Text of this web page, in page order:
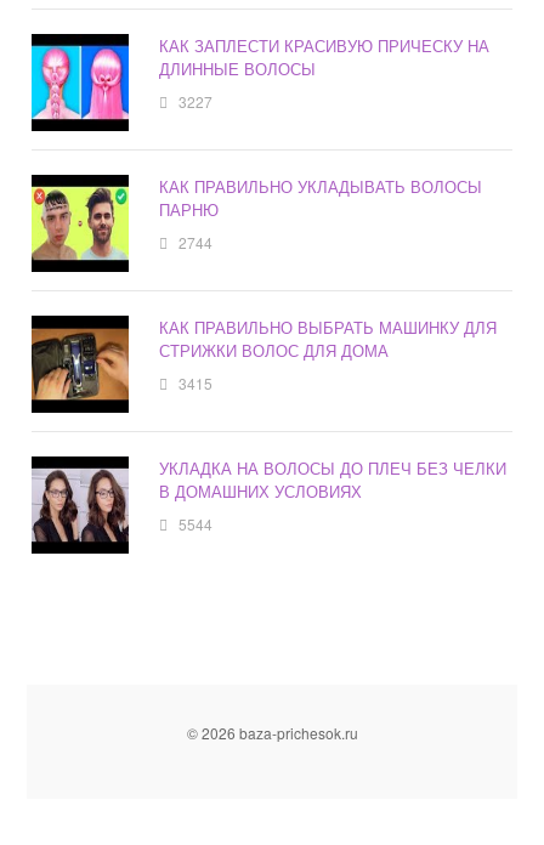
КАК ЗАПЛЕСТИ КРАСИВУЮ ПРИЧЕСКУ НА
ДЛИННЫЕ ВОЛОСЫ
3227
КАК ПРАВИЛЬНО УКЛАДЫВАТЬ ВОЛОСЫ
ПАРНЮ
2744
КАК ПРАВИЛЬНО ВЫБРАТЬ МАШИНКУ ДЛЯ
СТРИЖКИ ВОЛОС ДЛЯ ДОМА
3415
УКЛАДКА НА ВОЛОСЫ ДО ПЛЕЧ БЕЗ ЧЕЛКИ
В ДОМАШНИХ УСЛОВИЯХ
5544
© 2026 baza-prichesok.ru